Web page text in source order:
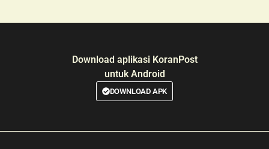
Download aplikasi KoranPost
untuk Android
DOWNLOAD APK